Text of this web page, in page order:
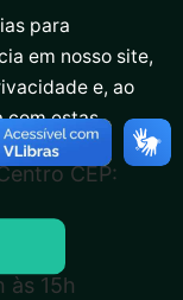
CEP:
às 15h
para
em nosso site,
e, ao
com estas